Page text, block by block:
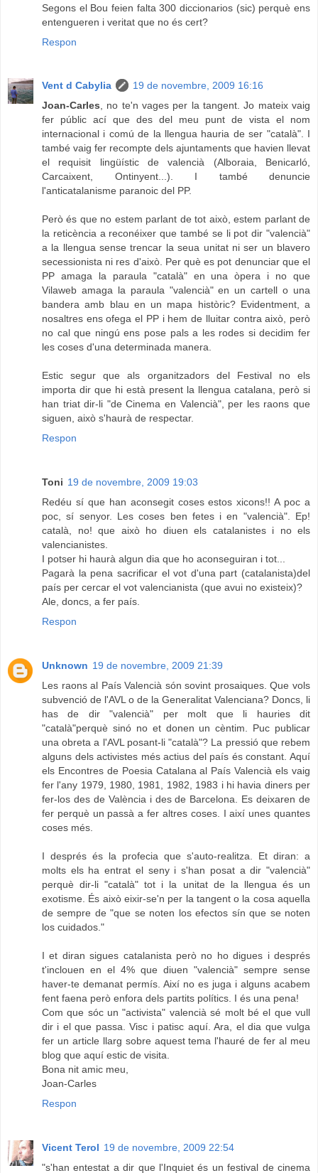
Segons el Bou feien falta 300 diccionarios (sic) perquè ens
entengueren i veritat que no és cert?
Respon
Vent d Cabylia
19 de novembre, 2009 16:16
Joan-Carles, no te'n vages per la tangent. Jo mateix vaig
fer públic ací que des del meu punt de vista el nom
internacional i comú de la llengua hauria de ser "català". I
també vaig fer recompte dels ajuntaments que havien llevat
el requisit lingüístic de valencià (Alboraia, Benicarló,
Carcaixent, Ontinyent...). I també denuncie
l'anticatalanisme paranoic del PP.
Però és que no estem parlant de tot això, estem parlant de
la reticència a reconéixer que també se li pot dir "valencià"
a la llengua sense trencar la seua unitat ni ser un blavero
secessionista ni res d'això. Per què es pot denunciar que el
PP amaga la paraula "català" en una òpera i no que
Vilaweb amaga la paraula "valencià" en un cartell o una
bandera amb blau en un mapa històric? Evidentment, a
nosaltres ens ofega el PP i hem de lluitar contra això, però
no cal que ningú ens pose pals a les rodes si decidim fer
les coses d'una determinada manera.
Estic segur que als organitzadors del Festival no els
importa dir que hi està present la llengua catalana, però si
han triat dir-li "de Cinema en Valencià", per les raons que
siguen, això s'haurà de respectar.
Respon
Toni 19 de novembre, 2009 19:03
Redéu sí que han aconsegit coses estos xicons!! A poc a
poc, sí senyor. Les coses ben fetes i en "valencià". Ep!
català, no! que això ho diuen els catalanistes i no els
valencianistes.
I potser hi haurà algun dia que ho aconseguiran i tot...
Pagarà la pena sacrificar el vot d'una part (catalanista)del
país per cercar el vot valencianista (que avui no existeix)?
Ale, doncs, a fer país.
Respon
Unknown 19 de novembre, 2009 21:39
Les raons al País Valencià són sovint prosaiques. Que vols
subvenció de l'AVL o de la Generalitat Valenciana? Doncs, li
has de dir "valencià" per molt que li hauries dit
"català"perquè sinó no et donen un cèntim. Puc publicar
una obreta a l'AVL posant-li "català"? La pressió que rebem
alguns dels activistes més actius del país és constant. Aquí
els Encontres de Poesia Catalana al País Valencià els vaig
fer l'any 1979, 1980, 1981, 1982, 1983 i hi havia diners per
fer-los des de València i des de Barcelona. Es deixaren de
fer perquè un passà a fer altres coses. I així unes quantes
coses més.
I després és la profecia que s'auto-realitza. Et diran: a
molts els ha entrat el seny i s'han posat a dir "valencià"
perquè dir-li "català" tot i la unitat de la llengua és un
exotisme. És això eixir-se'n per la tangent o la cosa aquella
de sempre de "que se noten los efectos sín que se noten
los cuidados."
I et diran sigues catalanista però no ho digues i després
t'inclouen en el 4% que diuen "valencià" sempre sense
haver-te demanat permís. Així no es juga i alguns acabem
fent faena però enfora dels partits polítics. I és una pena!
Com que sóc un "activista" valencià sé molt bé el que vull
dir i el que passa. Visc i patisc aquí. Ara, el dia que vulga
fer un article llarg sobre aquest tema l'hauré de fer al meu
blog que aquí estic de visita.
Bona nit amic meu,
Joan-Carles
Respon
Vicent Terol 19 de novembre, 2009 22:54
"s'han entestat a dir que l'Inquiet és un festival de cinema